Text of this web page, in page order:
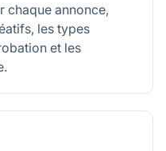
chaque annonce,
les types
et les